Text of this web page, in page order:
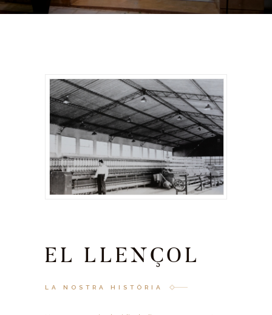
EL LLENÇOL
LA NOSTRA HISTÒRIA